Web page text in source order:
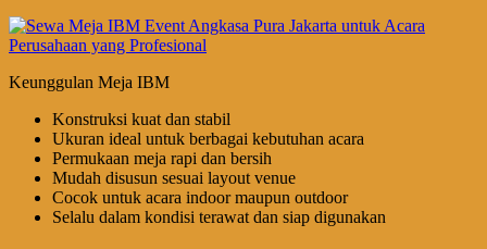
Keunggulan Meja IBM
Konstruksi kuat dan stabil
Ukuran ideal untuk berbagai kebutuhan acara
Permukaan meja rapi dan bersih
Mudah disusun sesuai layout venue
Cocok untuk acara indoor maupun outdoor
Selalu dalam kondisi terawat dan siap digunakan